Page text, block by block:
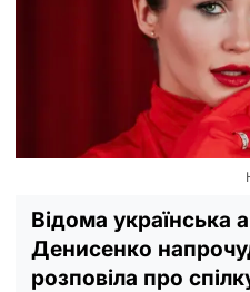
Відома українська
Денисенко
розповіла про